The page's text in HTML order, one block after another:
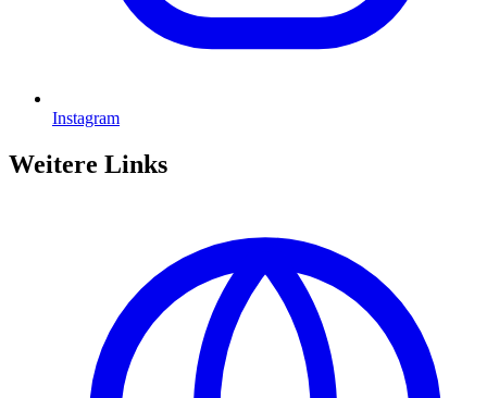
Instagram
Weitere Links